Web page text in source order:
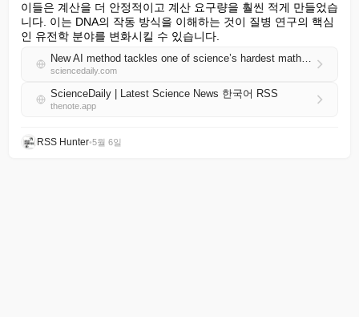
이들은 계산을 더 안정적이고 계산 요구량을 훨씬 적게 만들었습
니다. 이는 DNA의 작동 방식을 이해하는 것이 질병 연구의 핵심
인 유전학 분야를 변화시킬 수 있습니다.
New AI method tackles one of science’s hardest math problems
sciencedaily.com
ScienceDaily | Latest Science News 한국어 RSS
thenote.app
RSS Hunter•5월 6일